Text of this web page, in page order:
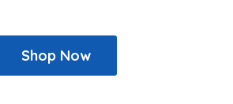
Shop Now